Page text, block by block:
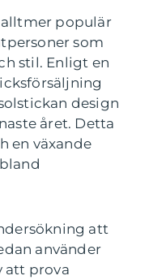
populär
som
stil. Enligt en
design
året. Detta
en växande
att
använder
att prova